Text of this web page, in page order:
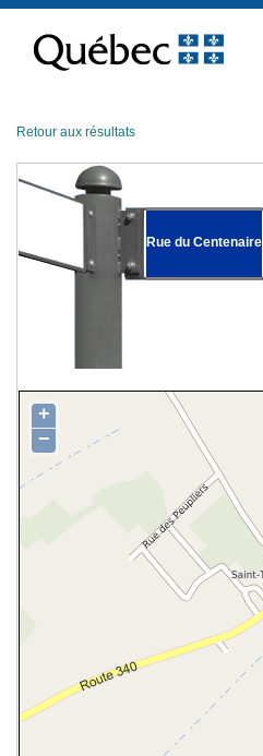
contenu
Retour aux résultats
Rue du Centenaire
+
−